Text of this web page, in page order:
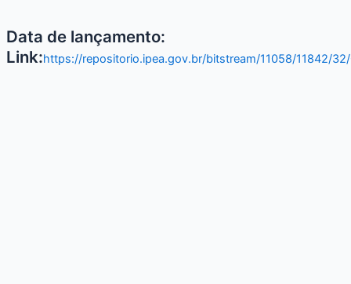
Data de lançamento:
Link:https://repositorio.ipea.gov.br/bitstream/11058/11842/32/